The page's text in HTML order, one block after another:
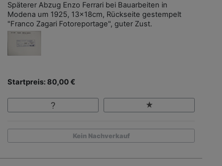
Späterer Abzug Enzo Ferrari bei Bauarbeiten in
Modena um 1925, 13x18cm, Rückseite gestempelt
"Franco Zagari Fotoreportage", guter Zust.
Startpreis: 80,00 €
Kein Nachverkauf